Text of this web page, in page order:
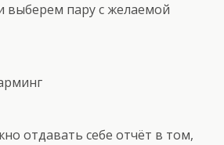
выберем пару с желаемой
отдавать себе отчёт в том,